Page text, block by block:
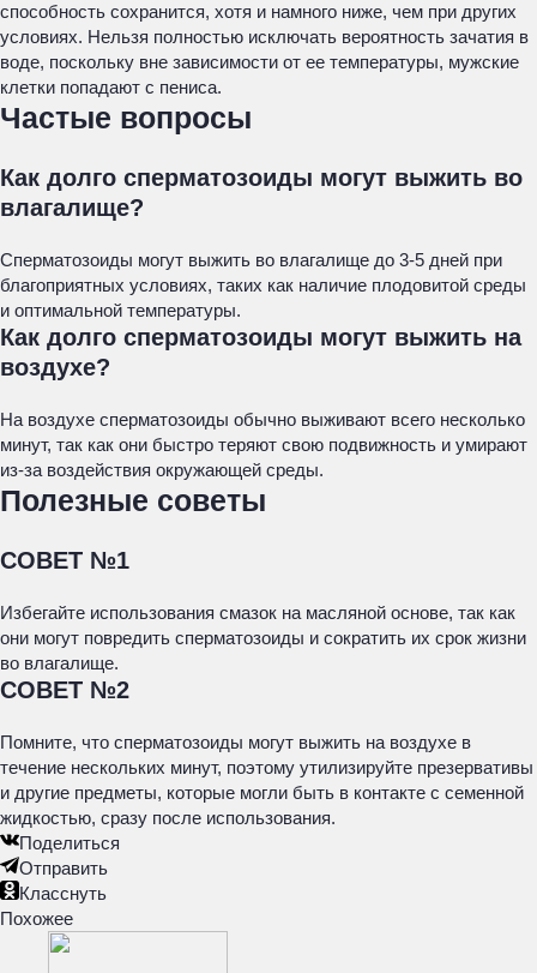
способность сохранится, хотя и намного ниже, чем при других
условиях. Нельзя полностью исключать вероятность зачатия в
воде, поскольку вне зависимости от ее температуры, мужские
клетки попадают с пениса.
Частые вопросы
Как долго сперматозоиды могут выжить во
влагалище?
Сперматозоиды могут выжить во влагалище до 3-5 дней при
благоприятных условиях, таких как наличие плодовитой среды
и оптимальной температуры.
Как долго сперматозоиды могут выжить на
воздухе?
На воздухе сперматозоиды обычно выживают всего несколько
минут, так как они быстро теряют свою подвижность и умирают
из-за воздействия окружающей среды.
Полезные советы
СОВЕТ №1
Избегайте использования смазок на масляной основе, так как
они могут повредить сперматозоиды и сократить их срок жизни
во влагалище.
СОВЕТ №2
Помните, что сперматозоиды могут выжить на воздухе в
течение нескольких минут, поэтому утилизируйте презервативы
и другие предметы, которые могли быть в контакте с семенной
жидкостью, сразу после использования.
Поделиться
Отправить
Класснуть
Похожее